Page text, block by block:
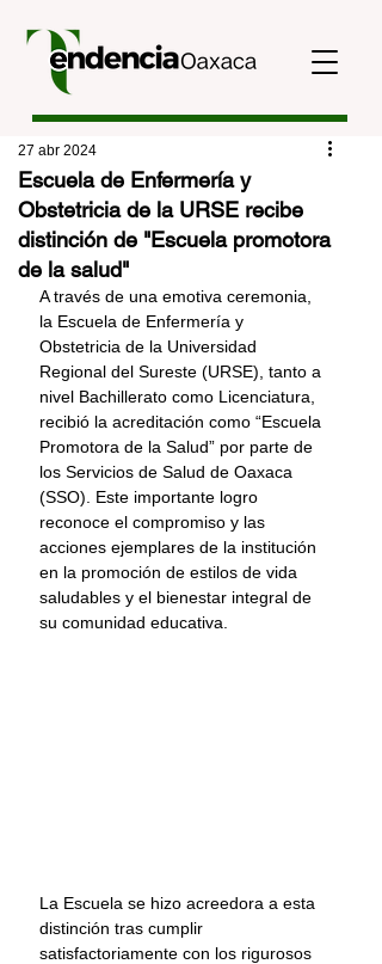
Escuela de Enfermería y
Obstetricia de la URSE recibe
distinción de "Escuela promotora
de la salud"
27 abr 2024
A través de una emotiva ceremonia,
la Escuela de Enfermería y
Obstetricia de la Universidad
Regional del Sureste (URSE), tanto a
nivel Bachillerato como Licenciatura,
recibió la acreditación como “Escuela
Promotora de la Salud” por parte de
los Servicios de Salud de Oaxaca
(SSO). Este importante logro
reconoce el compromiso y las
acciones ejemplares de la institución
en la promoción de estilos de vida
saludables y el bienestar integral de
su comunidad educativa.
La Escuela se hizo acreedora a esta
distinción tras cumplir
satisfactoriamente con los rigurosos